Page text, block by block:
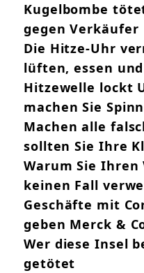
Kugelbombe
gegen Verkäufer
Die Hitze-Uhr
lüften, essen
Hitzewelle lockt
machen Sie
Machen alle
sollten Sie Ihre
Warum Sie Ihren
keinen Fall
Geschäfte mit
geben Merck &
Wer diese Insel
getötet